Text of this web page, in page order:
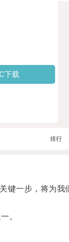
下载
排行
一步，将为我
。